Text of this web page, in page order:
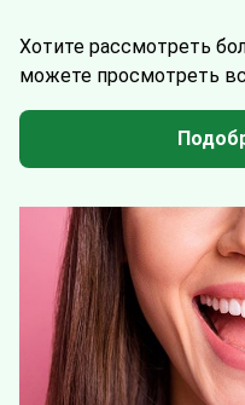
Хотите рассмотреть
можете просмотреть